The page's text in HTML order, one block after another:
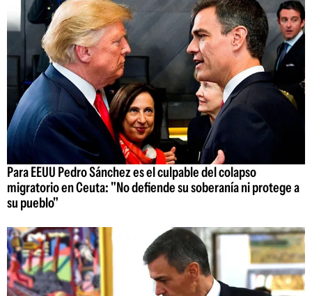
Para EEUU Pedro Sánchez es el culpable del colapso
migratorio en Ceuta: "No defiende su soberanía ni protege a
su pueblo"